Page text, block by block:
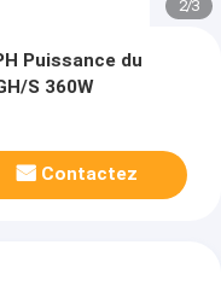
2/3
Puissance du
S 360W
Contactez